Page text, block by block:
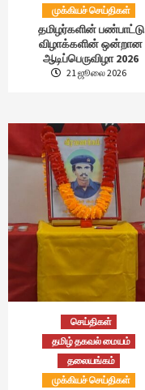
முக்கியச் செய்திகள்
தமிழர்களின் பண்பாட்டு
விழாக்களின் ஒன்றான
ஆடிப்பெருவிழா 2026
21 ஜூலை 2026
செய்திகள்
தமிழ் தகவல் மையம்
தலையங்கம்
முக்கியச் செய்திகள்